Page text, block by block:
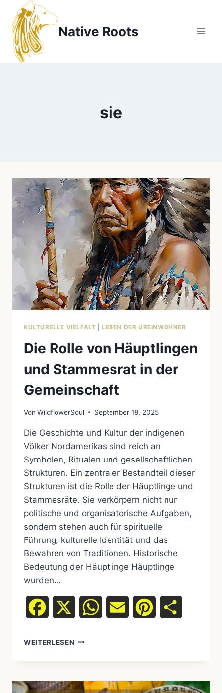
Inhalt
springen
Native Roots
sie
KULTURELLE VIELFALT |LEBEN DER UREINWOHNER
Die Rolle von Häuptlingen
und Stammesrat in der
Gemeinschaft
Von WildflowerSoul September 18, 2025
Die Geschichte und Kultur der indigenen
Völker Nordamerikas sind reich an
Symbolen, Ritualen und gesellschaftlichen
Strukturen. Ein zentraler Bestandteil dieser
Strukturen ist die Rolle der Häuptlinge und
Stammesräte. Sie verkörpern nicht nur
politische und organisatorische Aufgaben,
sondern stehen auch für spirituelle
Führung, kulturelle Identität und das
Bewahren von Traditionen. Historische
Bedeutung der Häuptlinge Häuptlinge
wurden…
Facebook WhatsAppEmail Pinterest
WEITERLESEN DIE
UND